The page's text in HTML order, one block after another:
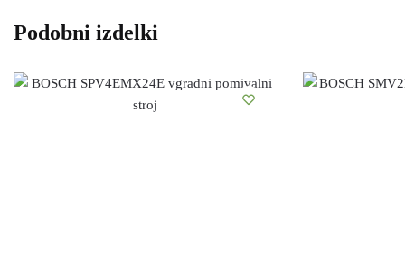
Podobni izdelki